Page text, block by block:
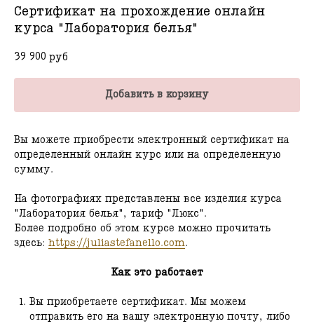
Сертификат на прохождение онлайн
курса "Лаборатория белья"
39 900 руб
Добавить в корзину
Вы можете приобрести электронный сертификат на
определенный онлайн курс или на определенную
сумму.
На фотографиях представлены все изделия курса
"Лаборатория белья", тариф "Люкс".
Более подробно об этом курсе можно прочитать
здесь: https://juliastefanello.com.
Как это работает
Вы приобретаете сертификат. Мы можем
отправить его на вашу электронную почту, либо